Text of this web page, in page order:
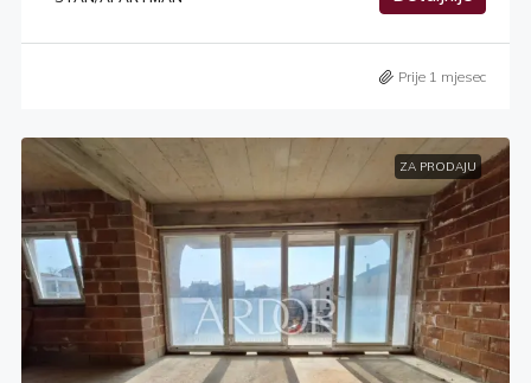
Prije 1 mjesec
ZA PRODAJU